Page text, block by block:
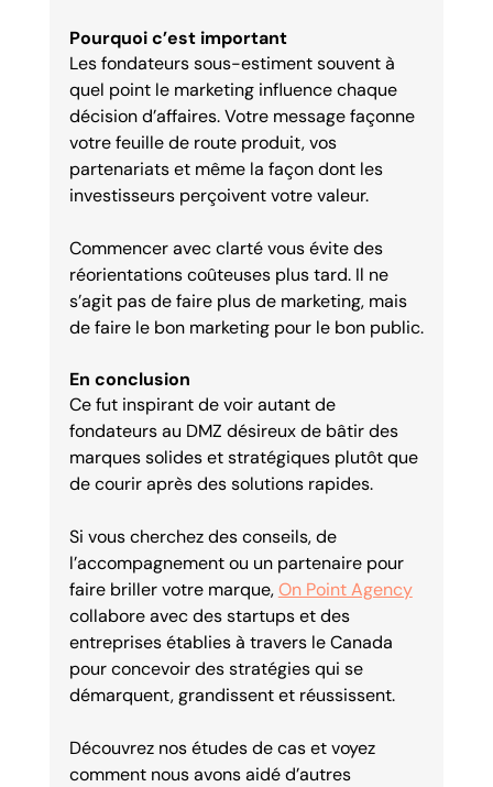
Pourquoi c’est important
Les fondateurs sous-estiment souvent à
quel point le marketing influence chaque
décision d’affaires. Votre message façonne
votre feuille de route produit, vos
partenariats et même la façon dont les
investisseurs perçoivent votre valeur.
Commencer avec clarté vous évite des
réorientations coûteuses plus tard. Il ne
s’agit pas de faire plus de marketing, mais
de faire le bon marketing pour le bon public.
En conclusion
Ce fut inspirant de voir autant de
fondateurs au DMZ désireux de bâtir des
marques solides et stratégiques plutôt que
de courir après des solutions rapides.
Si vous cherchez des conseils, de
l’accompagnement ou un partenaire pour
faire briller votre marque, On Point Agency
collabore avec des startups et des
entreprises établies à travers le Canada
pour concevoir des stratégies qui se
démarquent, grandissent et réussissent.
Découvrez nos études de cas et voyez
comment nous avons aidé d’autres